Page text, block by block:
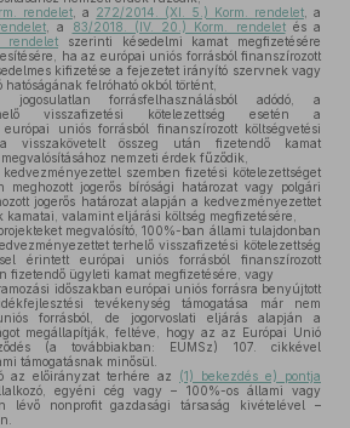
rendelet, a 272/2014. (XI. 5.) Korm. rendelet, a
, a 83/2018. (IV. 20.) Korm. rendeletés a
rendelet szerinti késedelmi kamat megfizetésére
ha az európai uniós forrásból finanszírozott
kifizetése a fejezetet irányító szervnek vagy
felróható okból történt,
jogosulatlan forrásfelhasználásból adódó, a
visszafizetési kötelezettség esetén a
uniós forrásból finanszírozott költségvetési
visszakövetelt összeg után fizetendő kamat
nemzeti érdek fűződik,
szemben fizetési kötelezettséget
meghozott jogerős bírósági határozat vagy polgári
jogerős határozat alapján a kedvezményezettet
kamatai, valamint eljárási költség megfizetésére,
megvalósító, 100%-ban állami tulajdonban
terhelő visszafizetési kötelezettség
érintett európai uniós forrásból finanszírozott
fizetendő ügyleti kamat megfizetésére, vagy
időszakban európai uniós forrásra benyújtott
tevékenység támogatása már nem
forrásból, de jogorvoslati eljárás alapján a
megállapítják, feltéve, hogy az az Európai Unió
(a továbbiakban: EUMSz) 107. cikkével
támogatásnak minősül.
az előirányzat terhére az (1) bekezdés e) pontja
egyéni cég vagy – 100%-os állami vagy
lévő nonprofit gazdasági társaság kivételével –